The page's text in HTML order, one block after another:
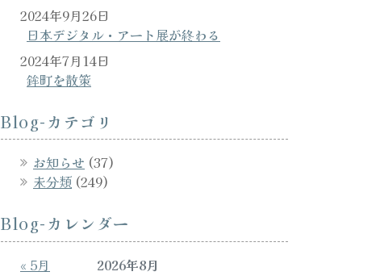
日本デジタル・アート展が終わる
2024年9月26日
鉾町を散策
2024年7月14日
Blog-カテゴリ
お知らせ (37)
未分類 (249)
Blog-カレンダー
2026年8月
« 5月